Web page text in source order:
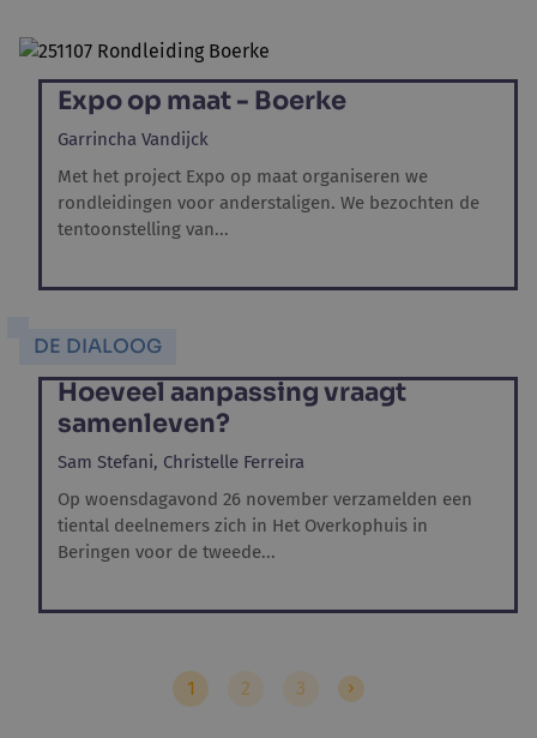
Expo op maat - Boerke
Garrincha Vandijck
Met het project Expo op maat organiseren we
rondleidingen voor anderstaligen. We bezochten de
tentoonstelling van...
DE DIALOOG
Hoeveel aanpassing vraagt
samenleven?
Sam Stefani, Christelle Ferreira
Op woensdagavond 26 november verzamelden een
tiental deelnemers zich in Het Overkophuis in
Beringen voor de tweede...
1 2 3